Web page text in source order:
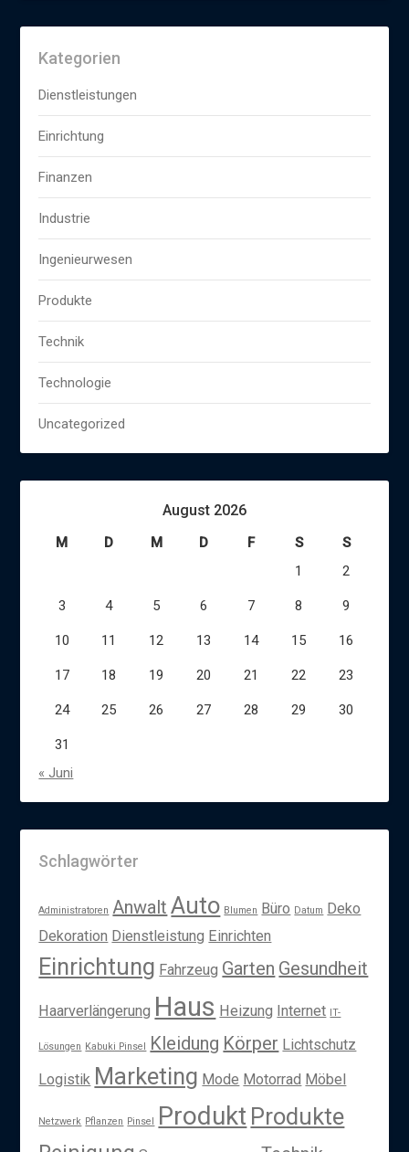
Kategorien
Dienstleistungen
Einrichtung
Finanzen
Industrie
Ingenieurwesen
Produkte
Technik
Technologie
Uncategorized
August 2026
M D M D F S
S
1
2
3 4 5 6 7 8 9
10 11 12 13 14 15 16
17 18 19 20 21 22 23
24 25 26 27 28 29 30
31
« Juni
Schlagwörter
Administratoren Anwalt Auto Blumen Büro Datum Deko
Dekoration Dienstleistung Einrichten
Einrichtung Fahrzeug Garten Gesundheit
Haarverlängerung Haus Heizung Internet IT-
Lösungen Kabuki Pinsel Kleidung Körper Lichtschutz
Logistik Marketing Mode Motorrad Möbel
Netzwerk Pflanzen Pinsel Produkt Produkte